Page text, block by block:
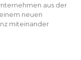
aus der
neuen
miteinander